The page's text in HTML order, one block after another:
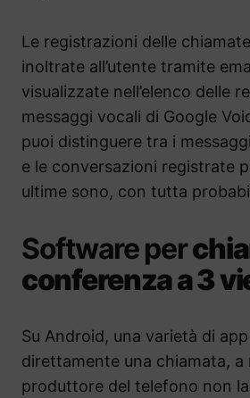
Le registrazioni delle
inoltrate all’utente tramite
visualizzate nell’elenco delle
messaggi vocali di Google
puoi distinguere tra i
e le conversazioni registrate
ultime sono, con tutta
Software per
conferenza a 3
Su Android, una varietà di
direttamente una chiamata, a
produttore del telefono non